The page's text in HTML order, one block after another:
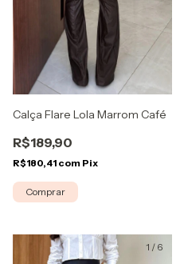
Calça Flare Lola Marrom Café
R$189,90
R$180,41 com Pix
Comprar
1 / 6